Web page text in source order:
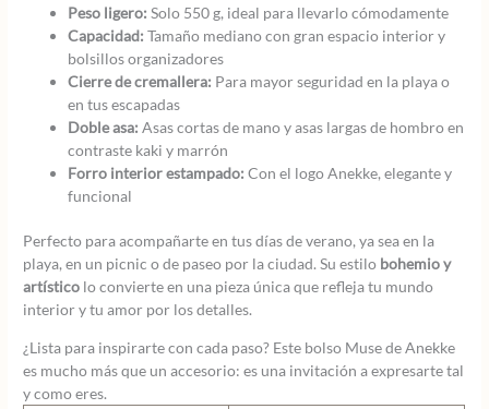
Peso ligero: Solo 550 g, ideal para llevarlo cómodamente
Capacidad: Tamaño mediano con gran espacio interior y
bolsillos organizadores
Cierre de cremallera: Para mayor seguridad en la playa o
en tus escapadas
Doble asa: Asas cortas de mano y asas largas de hombro en
contraste kaki y marrón
Forro interior estampado: Con el logo Anekke, elegante y
funcional
Perfecto para acompañarte en tus días de verano, ya sea en la
playa, en un picnic o de paseo por la ciudad. Su estilo bohemio y
artístico lo convierte en una pieza única que refleja tu mundo
interior y tu amor por los detalles.
¿Lista para inspirarte con cada paso? Este bolso Muse de Anekke
es mucho más que un accesorio: es una invitación a expresarte tal
y como eres.